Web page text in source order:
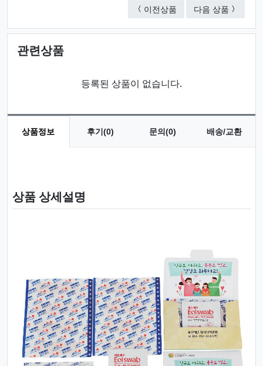
이전상품 주문형 밴드 4호 (양면
다음 상품 주문형
관련상품
등록된 상품이 없습니다.
상품정보 후기(0) 문의(0) 배송/교환
상품 상세설명